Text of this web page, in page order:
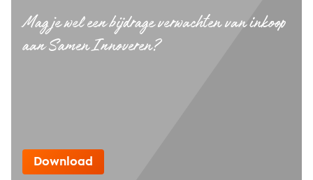
Mag je wel een bijdrage verwachten van inkoop
aan Samen Innoveren?
Download